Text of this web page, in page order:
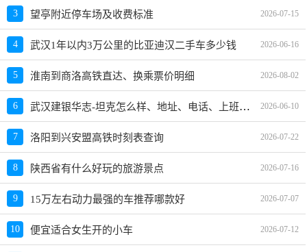
3 望亭附近停车场及收费标准 2026-07-15
4 武汉1年以内3万公里的比亚迪汉二手车多少钱 2026-06-16
5 淮南到商洛高铁直达、换乘票价明细 2026-08-02
6 武汉建银华志-坦克怎么样、地址、电话、上班时间查询 2026-06-10
7 洛阳到兴安盟高铁时刻表查询 2026-07-22
8 陕西省有什么好玩的旅游景点 2026-07-16
9 15万左右动力最强的车推荐哪款好 2026-07-07
10 便宜适合女生开的小车 2026-07-12